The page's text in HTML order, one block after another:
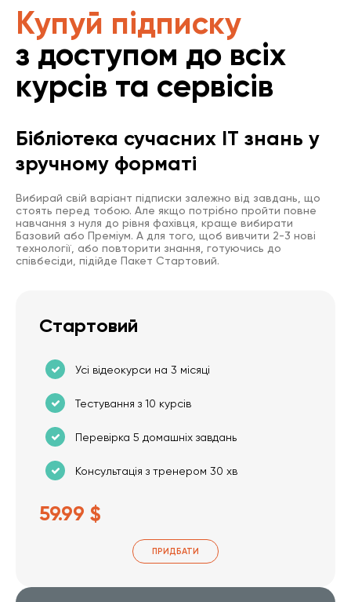
Купуй підписку
з доступом до всіх
курсів та сервісів
Бібліотека сучасних IT знань у
зручному форматі
Вибирай свій варіант підписки залежно від завдань, що
стоять перед тобою. Але якщо потрібно пройти повне
навчання з нуля до рівня фахівця, краще вибирати
Базовий або Преміум. А для того, щоб вивчити 2-3 нові
технології, або повторити знання, готуючись до
співбесіди, підійде Пакет Стартовий.
Стартовий
Усі відеокурси на 3 місяці
Тестування з 10 курсів
Перевірка 5 домашніх завдань
Консультація з тренером 30 хв
59.99 $
ПРИДБАТИ